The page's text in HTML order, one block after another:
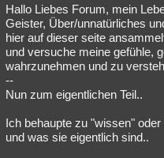
Spiritualität Verschwörungen
Natur Umfragen
weitere Rubriken
Astronomie Helpdesk
Clash
Hallo Liebes Forum, mein
Geister, Über/unnatürliches
hier auf dieser seite
und versuche meine gefühle,
wahrzunehmen und zu
--
Nun zum eigentlichen Teil..
Ich behaupte zu "wissen"
und was sie eigentlich sind..